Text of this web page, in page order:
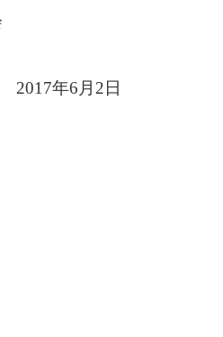
务委员会
7年6月2日